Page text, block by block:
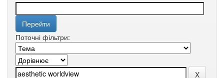
Поточні фільтри: